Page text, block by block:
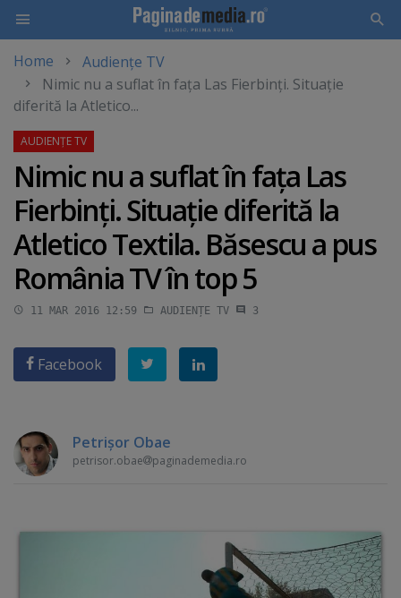
main
content
Home
Audiențe TV
Nimic nu a suflat în faţa Las Fierbinţi. Situaţie
diferită la Atletico...
Nimic nu a suflat în faţa Las
Fierbinţi. Situaţie diferită la
Atletico Textila. Băsescu a pus
România TV în top 5
11 MAR 2016 12:59 AUDIENȚE TV 3
Facebook
Petrişor Obae
petrisor.obae paginademedia.ro